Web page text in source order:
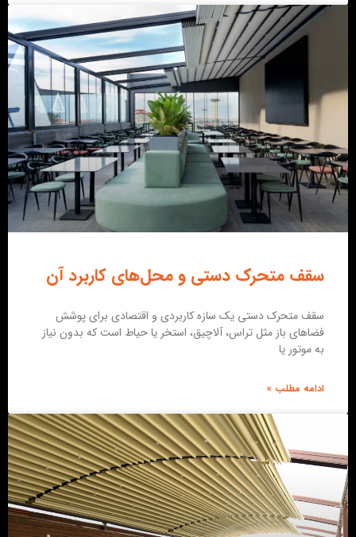
سقف متحرک دستی و محل‌های کاربرد آن
سقف متحرک دستی یک سازه‌ کاربردی و اقتصادی برای پوشش
فضاهای باز مثل تراس، آلاچیق، استخر یا حیاط است که بدون نیاز
به موتور یا
ادامه مطلب »